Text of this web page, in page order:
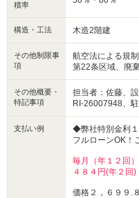
積率
構造・工法 木造2階建
その他制限事
項
航空法による規
第22条区域、廃
その他概要・
特記事項
担当者：佐藤、
RI-26007948、
支払い例
◆弊社特別金利
フルローンOK！
毎月（年１２回
４８４円(年２回)
価格２，６９９.